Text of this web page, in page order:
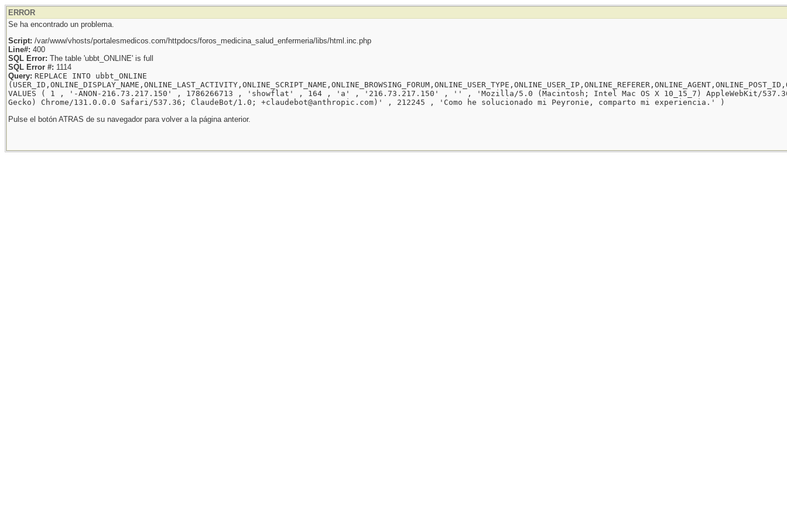
ERROR
Se ha encontrado un problema.
Script: /var/www/vhosts/portalesmedicos.com/httpdocs/foros_medicina_salud_enfermeria/libs/html.inc.php
Line#: 400
SQL Error: The table 'ubbt_ONLINE' is full
SQL Error #: 1114
Query: REPLACE INTO ubbt_ONLINE
VALUES ( 1 , '-ANON-216.73.217.150' , 1786266713 , 'showflat' , 164 , 'a' , '216.73.217.150' , '' , 'Mozilla/5.0 (Macintosh; Intel Mac OS X 10_15_7) AppleWebKit/
Gecko) Chrome/131.0.0.0 Safari/537.36; ClaudeBot/1.0; +claudebot@anthropic.com)' , 212245 , 'Como he solucionado mi Peyronie, comparto mi experiencia.' )
Pulse el botón ATRAS de su navegador para volver a la página anterior.